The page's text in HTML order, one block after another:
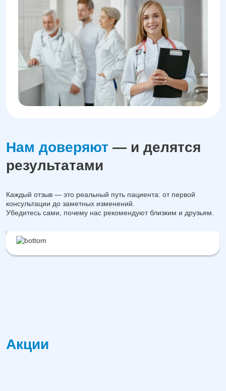
Нам доверяют — и делятся
результатами
Каждый отзыв — это реальный путь пациента: от первой
консультации до заметных изменений.
Убедитесь сами, почему нас рекомендуют близким и друзьям.
Акции